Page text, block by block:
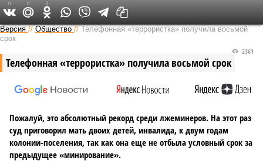
Версия на Неве
Версия //Общество //Телефонная «террористка» получила восьмой
срок
Телефонная «террористка» получила восьмой срок
2361
Пожалуй, это абсолютный рекорд среди лжеминеров. На этот раз
суд приговорил мать двоих детей, инвалида, к двум годам
колонии-поселения, так как она еще не отбыла условный срок за
предыдущее «минирование».
0 0 0